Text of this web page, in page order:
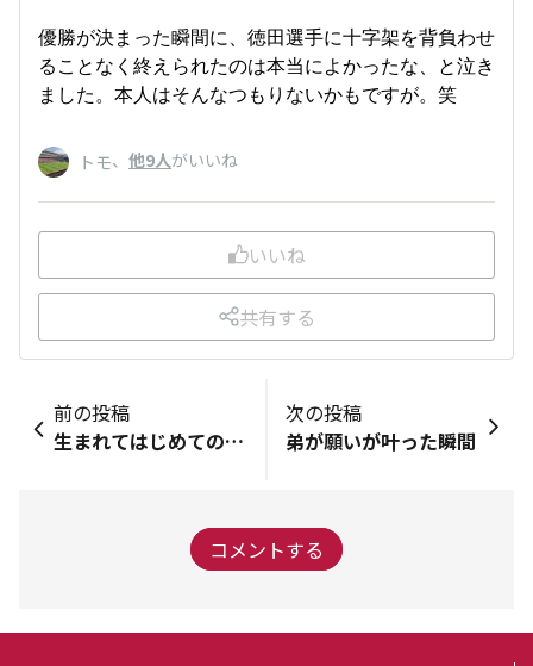
優勝が決まった瞬間に、徳田選手に十字架を背負わせ
ることなく終えられたのは本当によかったな、と泣き
ました。本人はそんなつもりないかもですが。笑
トモ、 他9人がいいね
いいね
共有する
前の投稿
生まれてはじめてのカシマスタジアム⚽️🏟️
次の投稿
弟が願いが叶った瞬間
コメントする